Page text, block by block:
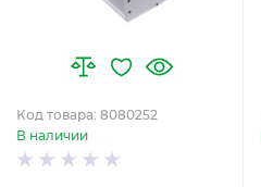
Код товара: 8080252
В наличии